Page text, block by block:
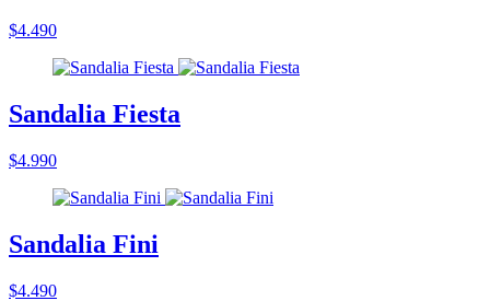
$4.490
Sandalia Fiesta
$4.990
Sandalia Fini
$4.490